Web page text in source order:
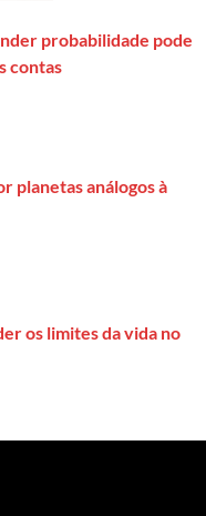
probabilidade pode
contas
planetas análogos à
os limites da vida no